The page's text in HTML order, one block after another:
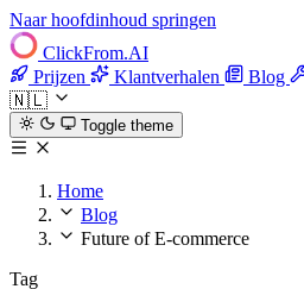
Naar hoofdinhoud springen
ClickFrom.AI
Prijzen
Klantverhalen Blog
🇳🇱
Toggle theme
Home
Blog
Future of E-commerce
Tag